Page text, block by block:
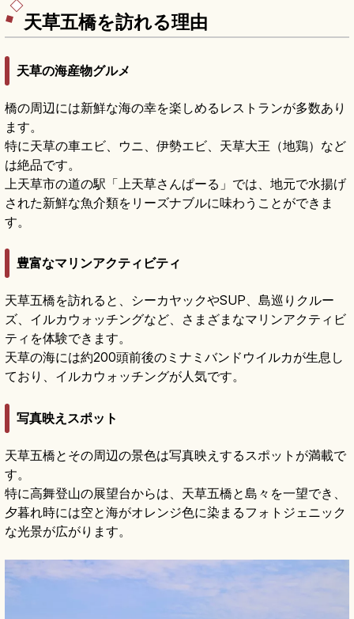
天草五橋を訪れる理由
天草の海産物グルメ
橋の周辺には新鮮な海の幸を楽しめるレストランが多数あり
ます。
特に天草の車エビ、ウニ、伊勢エビ、天草大王（地鶏）など
は絶品です。
上天草市の道の駅「上天草さんぱーる」では、地元で水揚げ
された新鮮な魚介類をリーズナブルに味わうことができま
す。
豊富なマリンアクティビティ
天草五橋を訪れると、シーカヤックやSUP、島巡りクルー
ズ、イルカウォッチングなど、さまざまなマリンアクティビ
ティを体験できます。
天草の海には約200頭前後のミナミバンドウイルカが生息し
ており、イルカウォッチングが人気です。
写真映えスポット
天草五橋とその周辺の景色は写真映えするスポットが満載で
す。
特に高舞登山の展望台からは、天草五橋と島々を一望でき、
夕暮れ時には空と海がオレンジ色に染まるフォトジェニック
な光景が広がります。